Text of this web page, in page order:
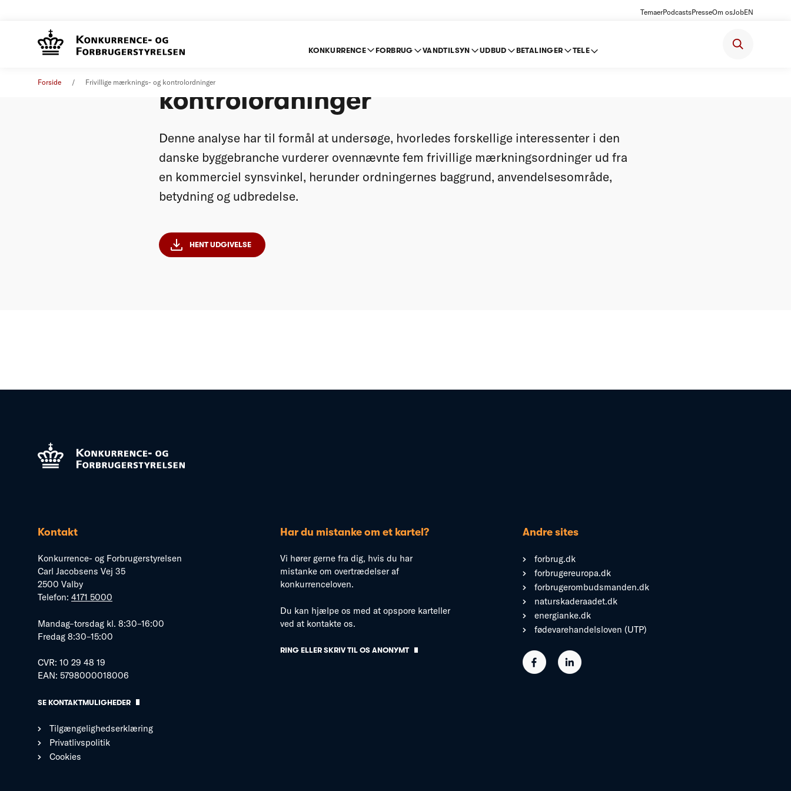
TemaerPodcastsPresseOm osJobEN
KONKURRENCE FORBRUG VANDTILSYN UDBUD BETALINGER TELE
Forside Frivillige mærknings- og kontrolordninger
kontrolordninger
Denne analyse har til formål at undersøge, hvorledes forskellige interessenter i den
danske byggebranche vurderer ovennævnte fem frivillige mærkningsordninger ud fra
en kommerciel synsvinkel, herunder ordningernes baggrund, anvendelsesområde,
betydning og udbredelse.
HENT UDGIVELSE
Kontakt
Konkurrence- og Forbrugerstyrelsen
Carl Jacobsens Vej 35
2500 Valby
Telefon: 4171 5000
Mandag–torsdag kl. 8:30–16:00
Fredag 8:30–15:00
CVR: 10 29 48 19
EAN: 5798000018006
SE KONTAKTMULIGHEDER
Tilgængelighedserklæring
Privatlivspolitik
Cookies
Har du mistanke om et kartel?
Vi hører gerne fra dig, hvis du har
mistanke om overtrædelser af
konkurrenceloven.
Du kan hjælpe os med at opspore karteller
ved at kontakte os.
RING ELLER SKRIV TIL OS ANONYMT
Andre sites
forbrug.dk
forbrugereuropa.dk
forbrugerombudsmanden.dk
naturskaderaadet.dk
energianke.dk
fødevarehandelsloven (UTP)